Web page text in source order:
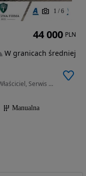
1 / 6
998 cm3 • 72 KM • 1.0 VVT-i, Salon Polska, 1. Właściciel, Serwis ASO, Klima, Tempomat,
Manualna
44 000 PLN
W granicach średniej